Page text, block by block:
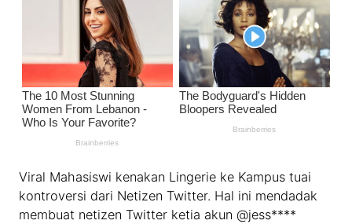
Viral Mahasiswi kenakan Lingerie ke Kampus tuai
kontroversi dari Netizen Twitter. Hal ini mendadak
membuat netizen Twitter ketia akun @jess****